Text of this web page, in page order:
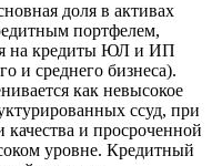
доля в активах
портфелем,
на кредиты ЮЛ и ИП
и среднего бизнеса).
как невысокое
ссуд, при
и просроченной
уровне. Кредитный